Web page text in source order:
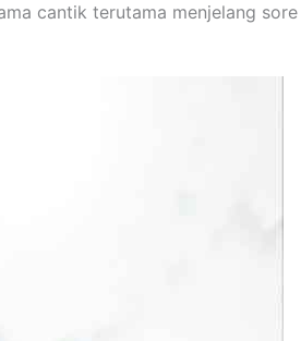
cantik terutama menjelang sore